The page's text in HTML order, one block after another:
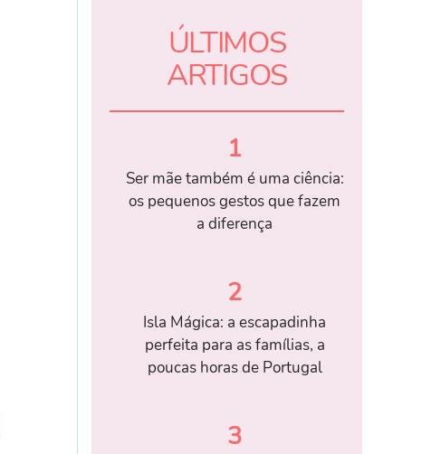
ÚLTIMOS
ARTIGOS
1
Ser mãe também é uma ciência:
os pequenos gestos que fazem
a diferença
2
Isla Mágica: a escapadinha
perfeita para as famílias, a
poucas horas de Portugal
3